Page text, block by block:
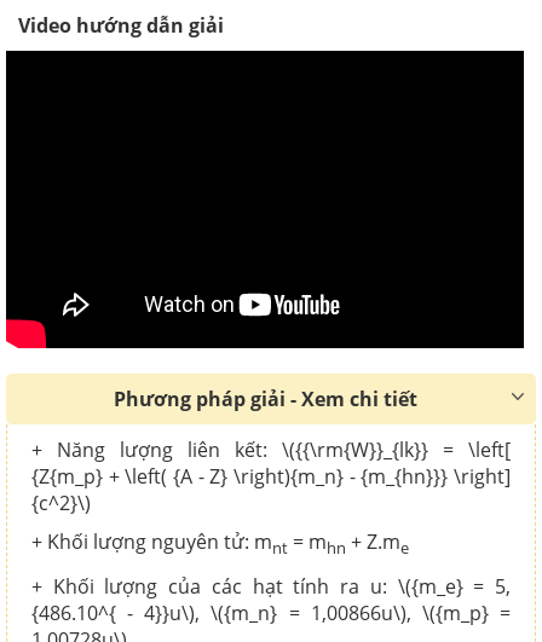
Video hướng dẫn giải
Phương pháp giải - Xem chi tiết
+ Năng lượng liên kết: \({{\rm{W}}_{lk}} = \left[
{Z{m_p} + \left( {A - Z} \right){m_n} - {m_{hn}}} \right]
{c^2}\)
+ Khối lượng nguyên tử: mnt = mhn + Z.me
+ Khối lượng của các hạt tính ra u: \({m_e} = 5,
{486.10^{ - 4}}u\), \({m_n} = 1,00866u\), \({m_p} =